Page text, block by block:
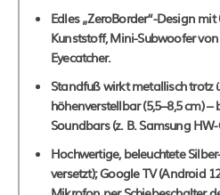
Edles „ZeroBorder“-Design
Kunststoff, Mini-Subwoofer
Eyecatcher.
Standfuß wirkt metallisch trotz
höhenverstellbar (5,5–8,5 cm)
Soundbars (z. B. Samsung HW-
Hochwertige, beleuchtete
versetzt); Google TV (Android